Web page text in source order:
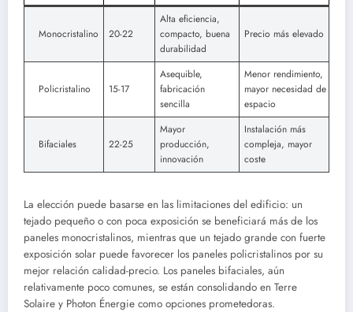
Monocristalino 20-22
Alta eficiencia,
compacto, buena
durabilidad
Precio más elevado
Policristalino 15-17
Asequible,
fabricación
sencilla
Menor rendimiento,
mayor necesidad de
espacio
Bifaciales 22-25
Mayor
producción,
innovación
Instalación más
compleja, mayor
coste
La elección puede basarse en las limitaciones del edificio: un
tejado pequeño o con poca exposición se beneficiará más de los
paneles monocristalinos, mientras que un tejado grande con fuerte
exposición solar puede favorecer los paneles policristalinos por su
mejor relación calidad-precio. Los paneles bifaciales, aún
relativamente poco comunes, se están consolidando en Terre
Solaire y Photon Énergie como opciones prometedoras.